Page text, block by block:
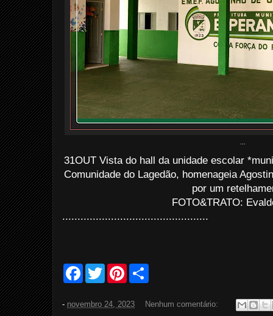
31OUT Vista do hall da unidade escolar
Comunidade do Lagedão, homenageia
por um
FOTO&TRATO:
................................................
F
b
T
w
t
P
e
e
- novembro 24, 2023 Nenhum comentário: